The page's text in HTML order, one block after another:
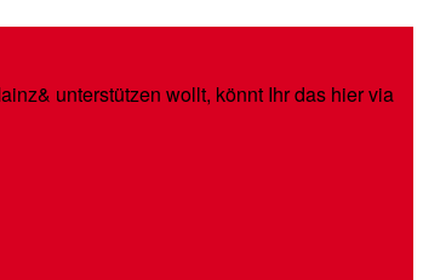
unterstützen wollt, könnt Ihr das hier via